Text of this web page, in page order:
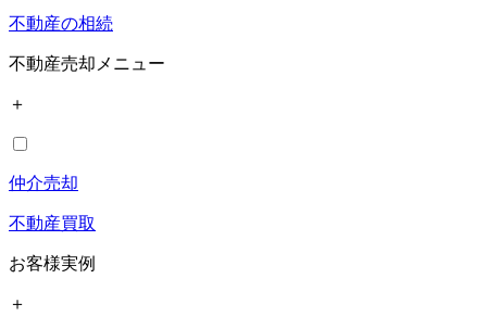
不動産の相続
不動産売却メニュー
＋
仲介売却
不動産買取
お客様実例
＋